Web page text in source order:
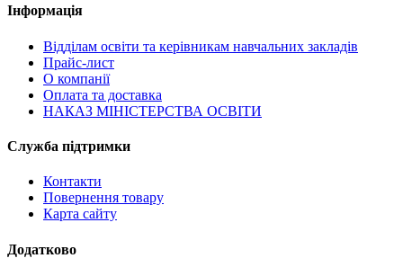
Інформація
Відділам освіти та керівникам навчальних закладів
Прайс-лист
О компанії
Оплата та доставка
НАКАЗ МІНІСТЕРСТВА ОСВІТИ
Служба підтримки
Контакти
Повернення товару
Карта сайту
Додатково